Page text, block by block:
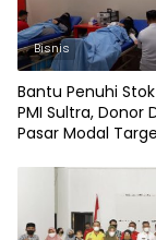
Bisnis
Bantu Penuhi
PMI Sultra, Donor
Pasar Modal